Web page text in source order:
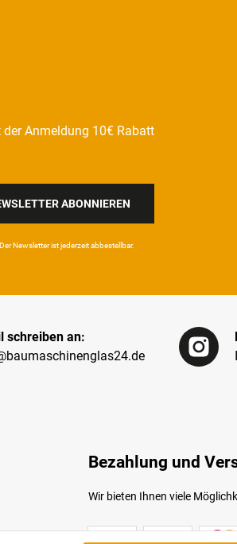
Anmeldung 10€ Rabatt
ABONNIEREN
News­letter ist jeder­zeit ab­bestel­lbar.
schreiben an:
Bezahlung und
Wir bieten Ihnen viele